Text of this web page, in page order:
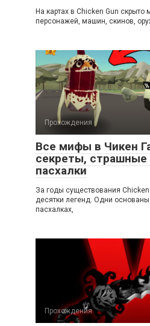
На картах в Chicken Gun скрыто
персонажей, машин, скинов,
Прохождения
Все мифы в Чикен
секреты,
пасхалки
За годы существования
десятки легенд. Одни
пасхалках,
Прохождения